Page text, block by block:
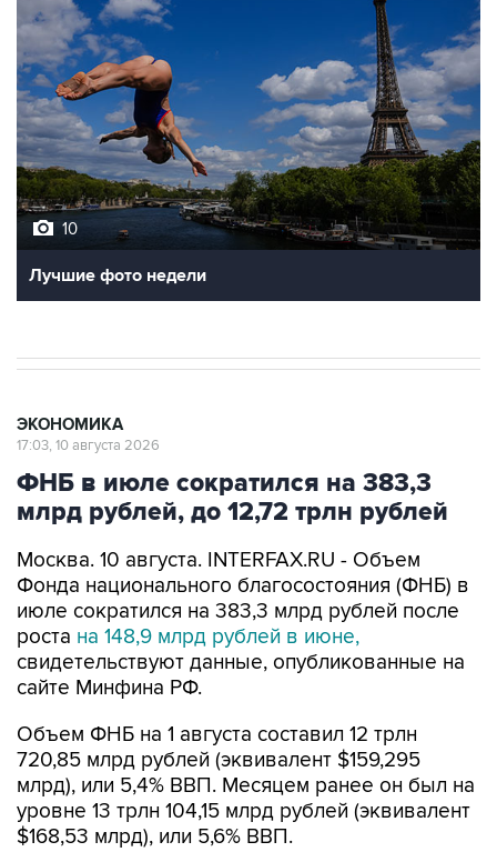
10
Лучшие фото недели
ЭКОНОМИКА
17:03, 10 августа 2026
ФНБ в июле сократился на 383,3
млрд рублей, до 12,72 трлн рублей
Москва. 10 августа. INTERFAX.RU - Объем
Фонда национального благосостояния (ФНБ) в
июле сократился на 383,3 млрд рублей после
роста на 148,9 млрд рублей в июне,
свидетельствуют данные, опубликованные на
сайте Минфина РФ.
Объем ФНБ на 1 августа составил 12 трлн
720,85 млрд рублей (эквивалент $159,295
млрд), или 5,4% ВВП. Месяцем ранее он был на
уровне 13 трлн 104,15 млрд рублей (эквивалент
$168,53 млрд), или 5,6% ВВП.